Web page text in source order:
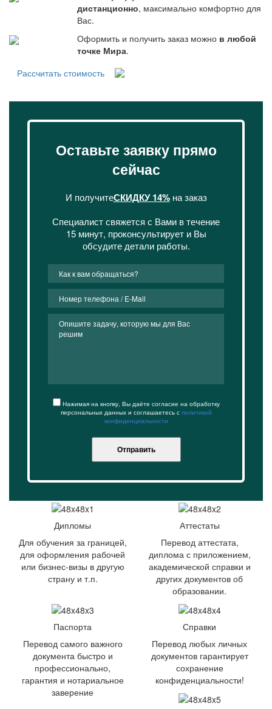
дистанционно, максимально комфортно для
Вас.
Оформить и получить заказ можно в любой
точке Мира.
Рассчитать стоимость
Оставьте заявку прямо
сейчас
И получитеСКИДКУ 14%на заказ
Специалист свяжется с Вами в течение
15 минут, проконсультирует и Вы
обсудите детали работы.
Нажимая на кнопку, Вы даёте согласие на обработку
персональных данных и соглашаетесь с политикой
конфиденциальности
Отправить
Дипломы
Для обучения за границей,
для оформления рабочей
или бизнес-визы в другую
страну и т.п.
Аттестаты
Перевод аттестата,
диплома с приложением,
академической справки и
других документов об
образовании.
Паспорта
Перевод самого важного
документа быстро и
профессионально,
гарантия и нотариальное
заверение
Справки
Перевод любых личных
документов гарантирует
сохранение
конфиденциальности!